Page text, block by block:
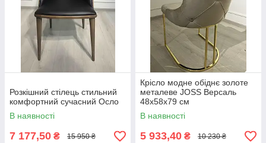
Розкішний стілець стильний
комфортний сучасний Осло
В наявності
7 177,50 ₴ 15 950 ₴
Крісло модне обіднє золоте
металеве JOSS Версаль
48х58х79 см
В наявності
5 933,40 ₴ 10 230 ₴